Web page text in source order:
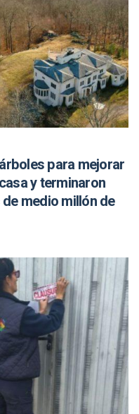
para mejorar
y terminaron
medio millón de